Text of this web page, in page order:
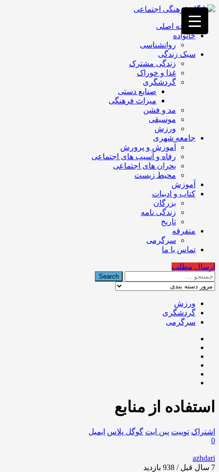
فصد
خون
غرب
تهران
خشکشویی
تصفیه
تهران
صفحه اصلی
خانواده
روانشناسی
سبک زندگی
زندگی مشترک
غذا و خوراک
گردشگری
صنایع دستی
میراث فرهنگی
مد و فشن
موسیقی
ورزش
جامعه شهری
آموزش و پرورش
رفاه و آسیب های اجتماعی
بحران های اجتماعی
محیط زیست
آموزش
کتاب و ادبیات
بزرگان
زندگی نامه
تاریخ
متفرقه
سرگرمی
تماس با ما
ارسال مطلب
ورزش
گردشگری
سرگرمی
استفاده از منابع
اشتراک توییت پین ایت گوگل‌ پلاس ایمیل
0
azhdari
7 سال قبل / 938
بازدید